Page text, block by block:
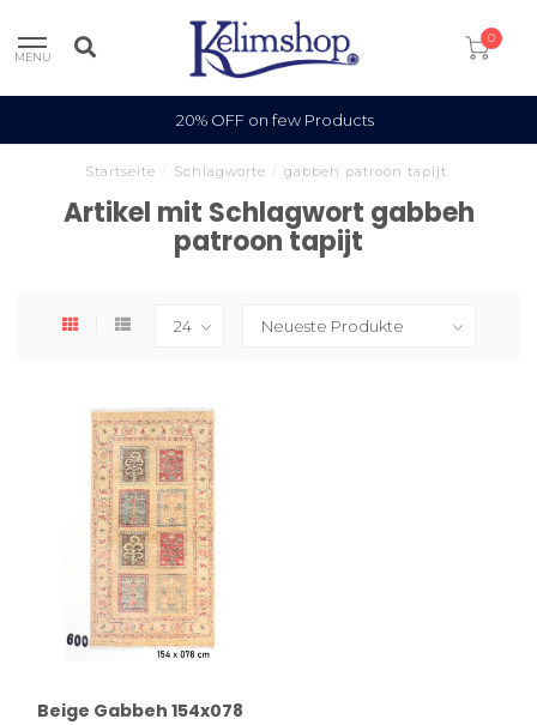
MENU
0
20% OFF on few Products
Startseite Schlagworte gabbeh patroon tapijt
Artikel mit Schlagwort gabbeh
patroon tapijt
Beige Gabbeh 154x078